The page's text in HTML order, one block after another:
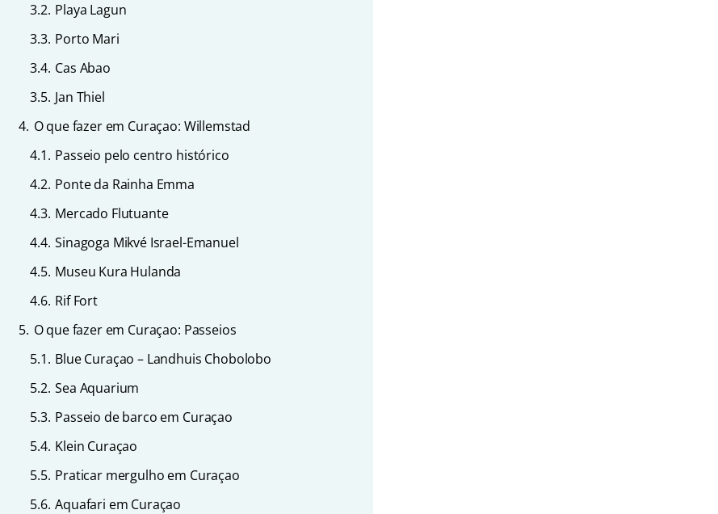
3.2. Playa Lagun
3.3. Porto Mari
3.4. Cas Abao
3.5. Jan Thiel
4. O que fazer em Curaçao: Willemstad
4.1. Passeio pelo centro histórico
4.2. Ponte da Rainha Emma
4.3. Mercado Flutuante
4.4. Sinagoga Mikvé Israel-Emanuel
4.5. Museu Kura Hulanda
4.6. Rif Fort
5. O que fazer em Curaçao: Passeios
5.1. Blue Curaçao – Landhuis Chobolobo
5.2. Sea Aquarium
5.3. Passeio de barco em Curaçao
5.4. Klein Curaçao
5.5. Praticar mergulho em Curaçao
5.6. Aquafari em Curaçao